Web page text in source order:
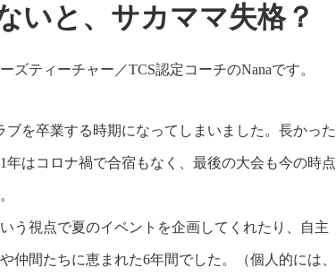
いと、サカママ失格？
ズティーチャー／TCS認定コーチのNanaです。
を卒業する時期になってしまいました。長かった
はコロナ禍で合宿もなく、最後の大会も今の時点
う視点で夏のイベントを企画してくれたり、自主
間たちに恵まれた6年間でした。（個人的には、